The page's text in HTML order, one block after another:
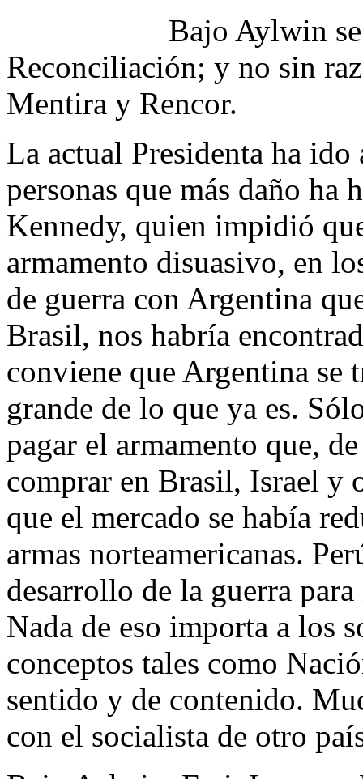
Bajo Aylwin
Reconciliación; y no sin
Mentira y Rencor.
La actual Presidenta ha ido
personas que más daño ha
Kennedy, quien impidió
armamento disuasivo, en
de guerra con Argentina
Brasil, nos habría
conviene que Argentina se
grande de lo que ya es.
pagar el armamento que,
comprar en Brasil, Israel y
que el mercado se había
armas norteamericanas.
desarrollo de la guerra
Nada de eso importa a los
conceptos tales como
sentido y de contenido.
con el socialista de otro